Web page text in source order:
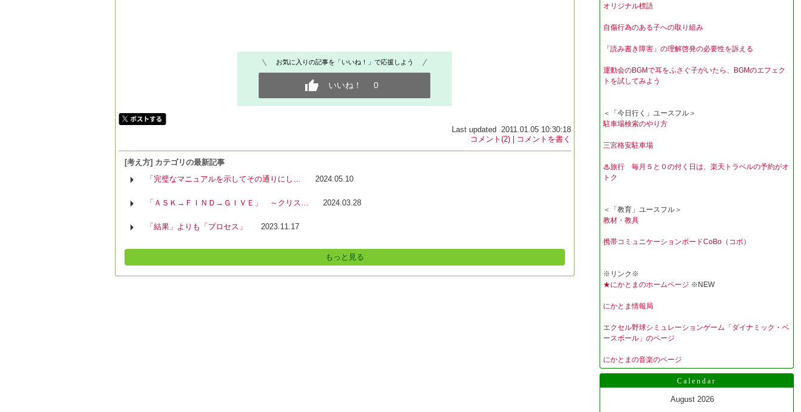
お気に入りの記事を「いいね！」で応援しよう
いいね！ 0
Last updated 2011.01.05 10:30:18
コメント(2)| コメントを書く
[考え方] カテゴリの最新記事
「完璧なマニュアルを示してその通りにし…
2024.05.10
「ＡＳＫ→ＦＩＮＤ→ＧＩＶＥ」 ～クリス… 2024.03.28
「結果」よりも「プロセス」 2023.11.17
もっと見る
オリジナル標語
自傷行為のある子への取り組み
「読み書き障害」の理解啓発の必要性を訴える
運動会のBGMで耳をふさぐ子がいたら、BGMのエフェク
トを試してみよう
＜「今日行く」ユースフル＞
駐車場検索のやり方
三宮格安駐車場
♨旅行 毎月５と０の付く日は、楽天トラベルの予約がオ
トク
＜「教育」ユースフル＞
教材・教具
携帯コミュニケーションボードCoBo（コボ）
※リンク※
★にかとまのホームページ ※NEW
にかとま情報局
エクセル野球シミュレーションゲーム「ダイナミック・ベ
ースボール」のページ
にかとまの音楽のページ
Calendar
August 2026